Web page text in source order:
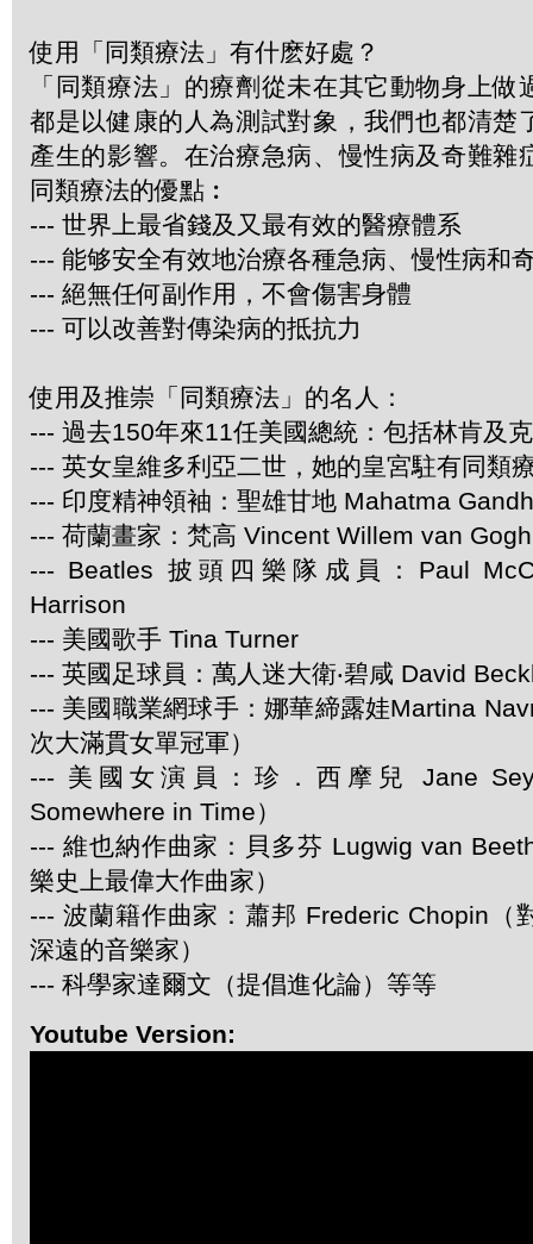
使用「同類療法」有什麽好處？
「同類療法」的療劑從未在其它動物身上做
都是以健康的人為測試對象，我們也都清楚
產生的影響。在治療急病、慢性病及奇難雜
同類療法的優點︰
--- 世界上最省錢及又最有效的醫療體系
--- 能够安全有效地治療各種急病、慢性病和
--- 絕無任何副作用，不會傷害身體
--- 可以改善對傳染病的抵抗力
使用及推崇「同類療法」的名人：
--- 過去150年來11任美國總統：包括林肯及
--- 英女皇維多利亞二世，她的皇宮駐有同類
--- 印度精神領袖：聖雄甘地 Mahatma
--- 荷蘭畫家：梵高 Vincent Willem van Gogh
--- Beatles 披頭四樂隊成員：Paul
Harrison
--- 美國歌手 Tina Turner
--- 英國足球員：萬人迷大衛‧碧咸 David
--- 美國職業網球手：娜華締露娃Martina
次大滿貫女單冠軍）
--- 美國女演員：珍．西摩兒 Jane
Somewhere in Time）
--- 維也納作曲家：貝多芬 Lugwig van
樂史上最偉大作曲家）
--- 波蘭籍作曲家：蕭邦 Frederic Chopin（
深遠的音樂家）
--- 科學家達爾文（提倡進化論）等等
Youtube Version: